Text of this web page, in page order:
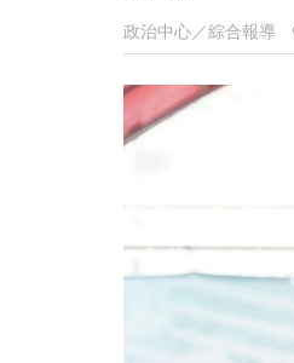
政治中心／綜合報導